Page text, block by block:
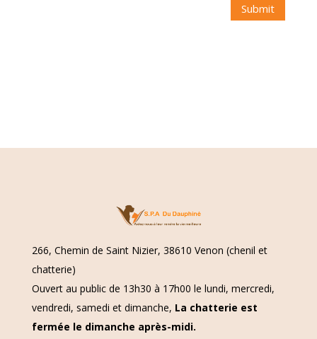
Submit
266, Chemin de Saint Nizier, 38610 Venon (chenil et
chatterie)
Ouvert au public de 13h30 à 17h00 le lundi, mercredi,
vendredi, samedi et dimanche, La chatterie est
fermée le dimanche après-midi.